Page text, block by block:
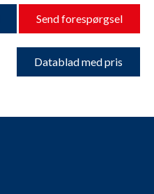
Send forespørgsel
Datablad med pris